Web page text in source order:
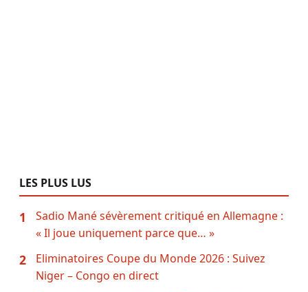
LES PLUS LUS
1
Sadio Mané sévèrement critiqué en Allemagne :
« Il joue uniquement parce que… »
2
Eliminatoires Coupe du Monde 2026 : Suivez
Niger – Congo en direct